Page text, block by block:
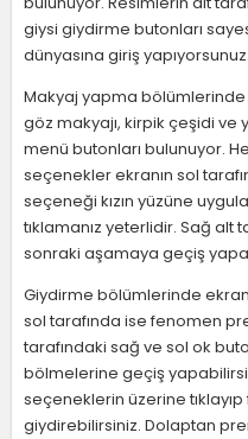
giysi giydirme butonları
dünyasına giriş yapıyorsunuz.
Makyaj yapma bölümlerinde
göz makyajı, kirpik çeşidi
menü butonları bulunuyor.
seçenekler ekranın sol
seçeneği kızın yüzüne
tıklamanız yeterlidir. Sağ alt
sonraki aşamaya geçiş
Giydirme bölümlerinde
sol tarafında ise fenomen
tarafındaki sağ ve sol ok
bölmelerine geçiş
seçeneklerin üzerine
giydirebilirsiniz. Dolaptan